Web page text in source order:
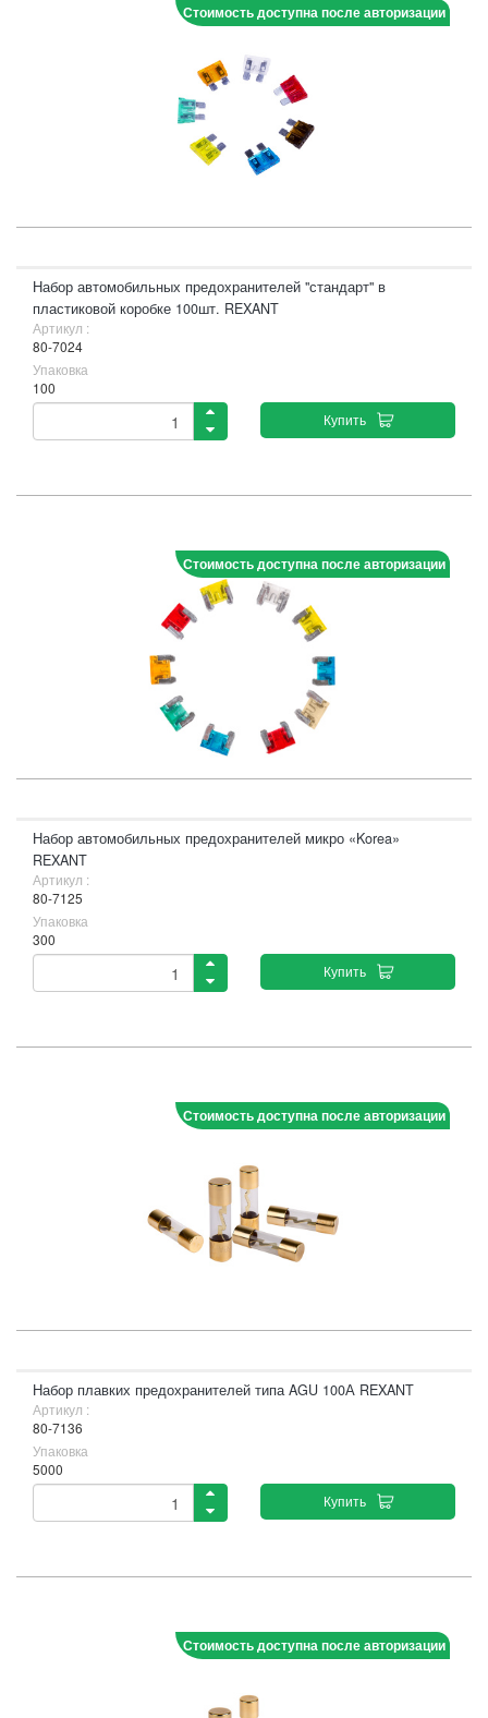
Стоимость доступна после авторизации
Набор автомобильных предохранителей "стандарт" в
пластиковой коробке 100шт. REXANT
Артикул :
80-7024
Упаковка
100
Купить
Стоимость доступна после авторизации
Набор автомобильных предохранителей микро «Korea»
REXANT
Артикул :
80-7125
Упаковка
300
Купить
Стоимость доступна после авторизации
Набор плавких предохранителей типа AGU 100А REXANT
Артикул :
80-7136
Упаковка
5000
Купить
Стоимость доступна после авторизации